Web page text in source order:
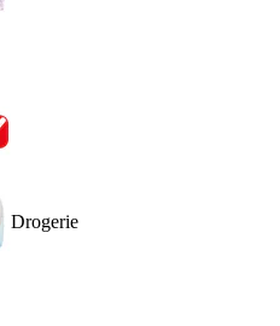
Drogerie